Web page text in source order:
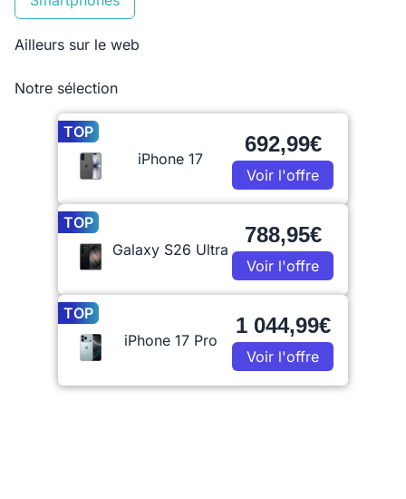
Ailleurs sur le web
Notre sélection
TOP
iPhone 17
692,99€
Voir l'offre
TOP
Galaxy S26 Ultra
788,95€
Voir l'offre
TOP
iPhone 17 Pro
1 044,99€
Voir l'offre